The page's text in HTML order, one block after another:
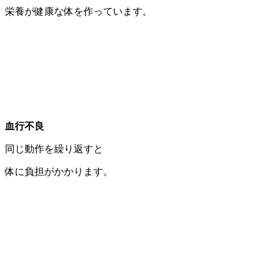
栄養が健康な体を作っています。
血行不良
同じ動作を繰り返すと
体に負担がかかります。